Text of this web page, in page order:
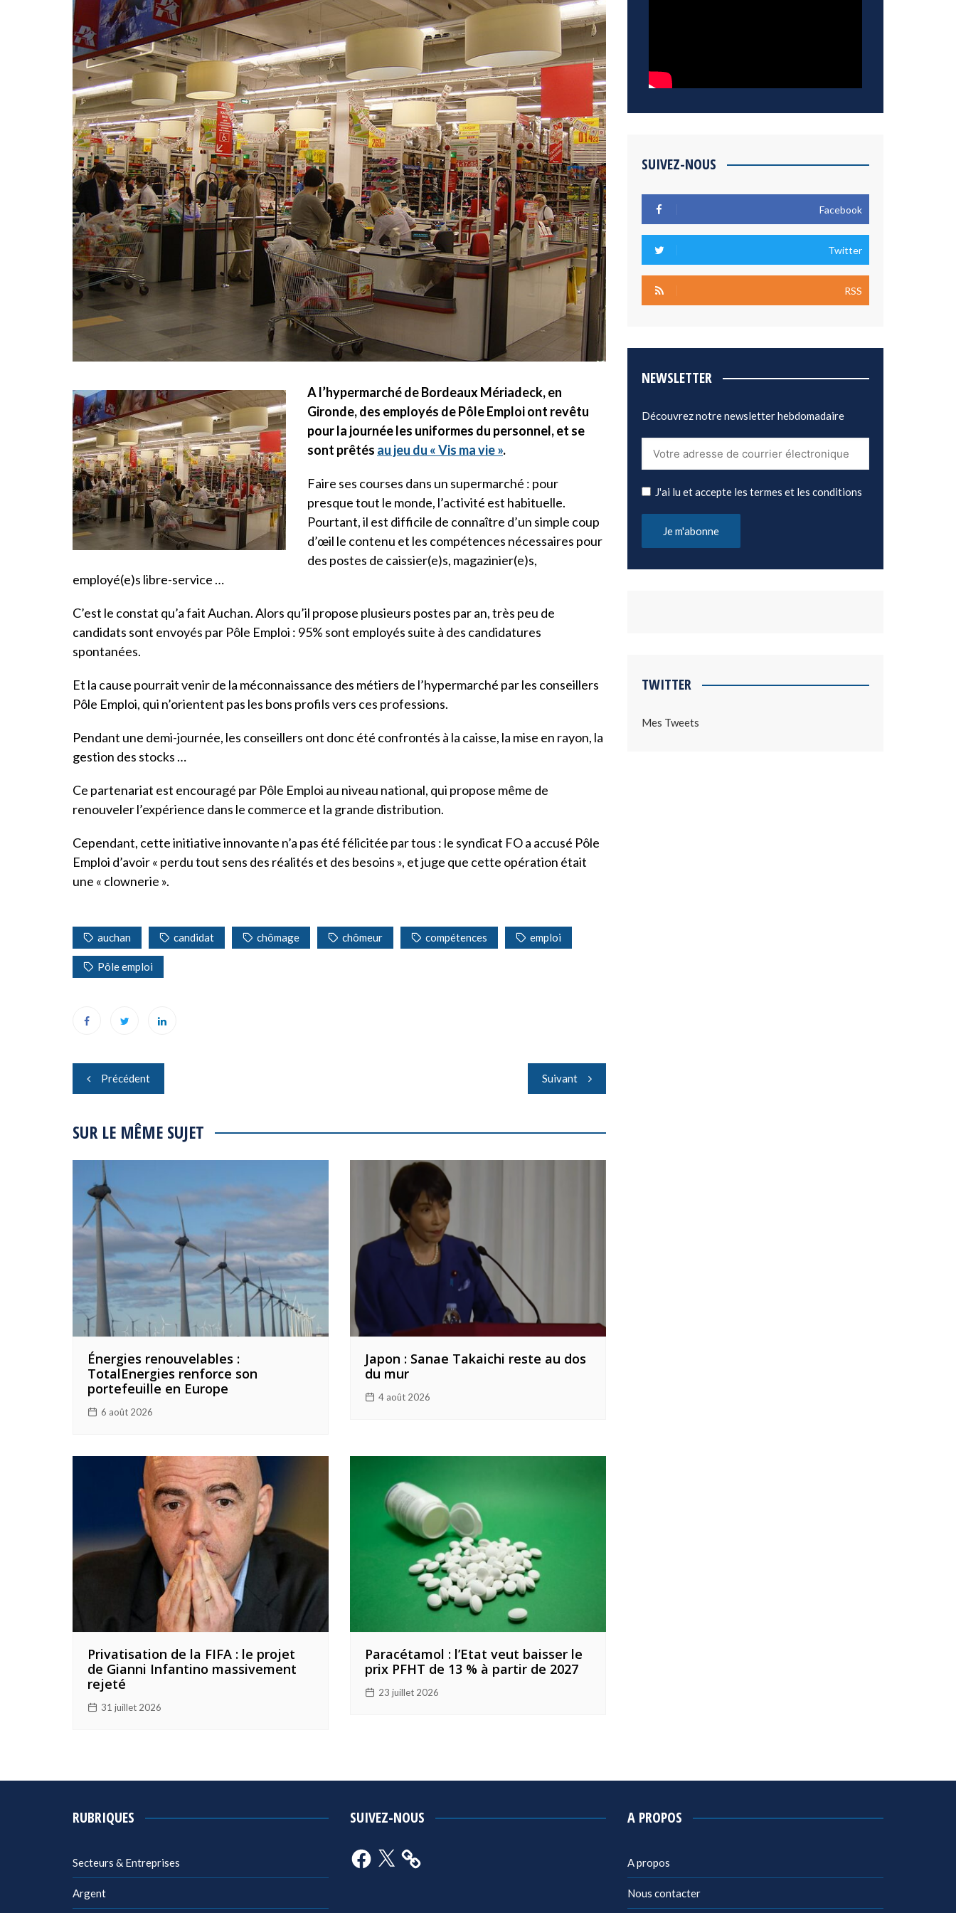
A l’hypermarché de Bordeaux Mériadeck, en
Gironde, des employés de Pôle Emploi ont revêtu
pour la journée les uniformes du personnel, et se
sont prêtés au jeu du « Vis ma vie ».
Faire ses courses dans un supermarché : pour
presque tout le monde, l’activité est habituelle.
Pourtant, il est difficile de connaître d’un simple coup
d’œil le contenu et les compétences nécessaires pour
des postes de caissier(e)s, magazinier(e)s,
employé(e)s libre-service …
C’est le constat qu’a fait Auchan. Alors qu’il propose plusieurs postes par an, très peu de
candidats sont envoyés par Pôle Emploi : 95% sont employés suite à des candidatures
spontanées.
Et la cause pourrait venir de la méconnaissance des métiers de l’hypermarché par les conseillers
Pôle Emploi, qui n’orientent pas les bons profils vers ces professions.
Pendant une demi-journée, les conseillers ont donc été confrontés à la caisse, la mise en rayon, la
gestion des stocks …
Ce partenariat est encouragé par Pôle Emploi au niveau national, qui propose même de
renouveler l’expérience dans le commerce et la grande distribution.
Cependant, cette initiative innovante n’a pas été félicitée par tous : le syndicat FO a accusé Pôle
Emploi d’avoir « perdu tout sens des réalités et des besoins », et juge que cette opération était
une « clownerie ».
auchan candidat chômage chômeur compétences emploi
Pôle emploi
Navigation
de
l’article
Précédent Suivant
SUR LE MÊME SUJET
Énergies renouvelables :
TotalEnergies renforce son
portefeuille en Europe
6 août 2026
Japon : Sanae Takaichi reste au dos
du mur
4 août 2026
Privatisation de la FIFA : le projet
de Gianni Infantino massivement
rejeté
31 juillet 2026
Paracétamol : l’Etat veut baisser le
prix PFHT de 13 % à partir de 2027
23 juillet 2026
SUIVEZ-NOUS
Facebook
Twitter
RSS
NEWSLETTER
Découvrez notre newsletter hebdomadaire
J'ai lu et accepte les termes et les conditions
TWITTER
Mes Tweets
RUBRIQUES
Secteurs & Entreprises
Argent
SUIVEZ-NOUS
Facebook
X
A PROPOS
A propos
Nous contacter